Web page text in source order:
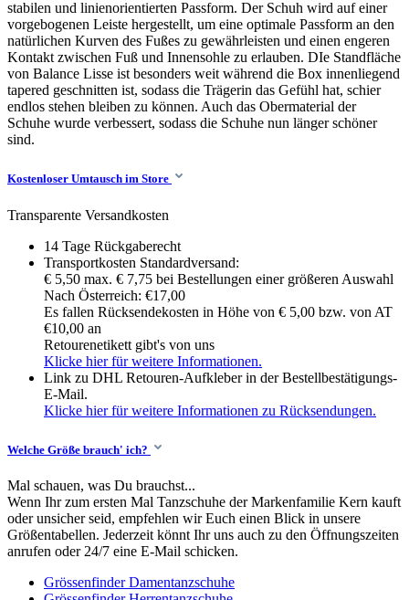
stabilen und linienorientierten Passform. Der Schuh wird auf einer
vorgebogenen Leiste hergestellt, um eine optimale Passform an den
natürlichen Kurven des Fußes zu gewährleisten und einen engeren
Kontakt zwischen Fuß und Innensohle zu erlauben. DIe Standfläche
von Balance Lisse ist besonders weit während die Box innenliegend
tapered geschnitten ist, sodass die Trägerin das Gefühl hat, schier
endlos stehen bleiben zu können. Auch das Obermaterial der
Schuhe wurde verbessert, sodass die Schuhe nun länger schöner
sind.
Kostenloser Umtausch im Store
Transparente Versandkosten
14 Tage Rückgaberecht
Transportkosten Standardversand:
€ 5,50 max. € 7,75 bei Bestellungen einer größeren Auswahl
Nach Österreich: €17,00
Es fallen Rücksendekosten in Höhe von € 5,00 bzw. von AT
€10,00 an
Retourenetikett gibt's von uns
Klicke hier für weitere Informationen.
Link zu DHL Retouren-Aufkleber in der Bestellbestätigungs-
E-Mail.
Klicke hier für weitere Informationen zu Rücksendungen.
Welche Größe brauch' ich?
Mal schauen, was Du brauchst...
Wenn Ihr zum ersten Mal Tanzschuhe der Markenfamilie Kern kauft
oder unsicher seid, empfehlen wir Euch einen Blick in unsere
Größentabellen. Jederzeit könnt Ihr uns auch zu den Öffnungszeiten
anrufen oder 24/7 eine E-Mail schicken.
Grössenfinder Damentanzschuhe